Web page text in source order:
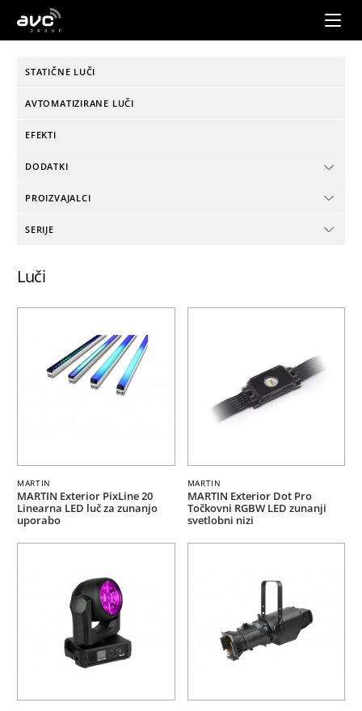
AVC
STATIČNE LUČI
AVTOMATIZIRANE LUČI
EFEKTI
DODATKI
PROIZVAJALCI
SERIJE
Luči
MARTIN
MARTIN Exterior PixLine 20
Linearna LED luč za zunanjo
uporabo
MARTIN
MARTIN Exterior Dot Pro
Točkovni RGBW LED zunanji
svetlobni nizi